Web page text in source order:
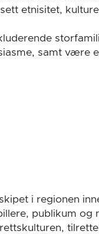
etnisitet,
samt være
i regionen
publikum